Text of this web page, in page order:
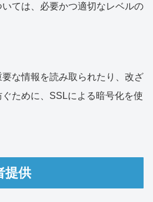
ては、必要かつ適切なレベルの
な情報を読み取られたり、改ざ
ために、SSLによる暗号化を使
提供